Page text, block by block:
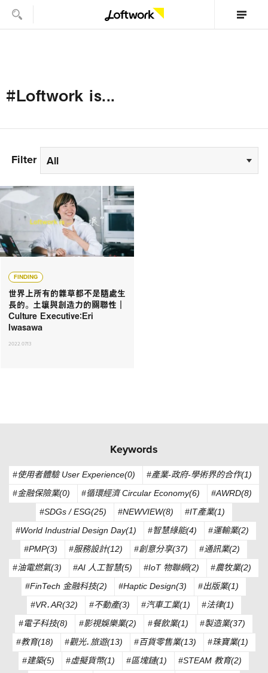
#Loftwork is...
Filter All
FINDING
世界上所有的雜草都不是隨處生
長的。 土壤與創造力的關聯性｜
Culture Executive：Eri
Iwasawa
2022.07.13
Keywords
#使用者體驗 User Experience(0)
#產業-政府-學術界的合作(1)
#金融保險業(0)
#循環經濟 Circular Economy(6)
#AWRD(8)
#SDGs / ESG(25)
#NEWVIEW(8)
#IT產業(1)
#World Industrial Design Day(1)
#智慧綠能(4)
#運輸業(2)
#PMP(3)
#服務設計(12) #創意分享(37)
#通訊業(2)
#油電燃氣(3)
#AI 人工智慧(5) #IoT 物聯網(2)
#農牧業(2)
#FinTech 金融科技(2)
#Haptic Design(3)
#出版業(1)
#VR．AR(32)
#不動產(3) #汽車工業(1)
#法律(1)
#電子科技(8)
#影視娛樂業(2) #餐飲業(1)
#製造業(37)
#教育(18)
#觀光．旅遊(13) #百貨零售業(13)
#珠寶業(1)
#建築(5)
#虛擬貨幣(1) #區塊鏈(1)
#STEAM 教育(2)